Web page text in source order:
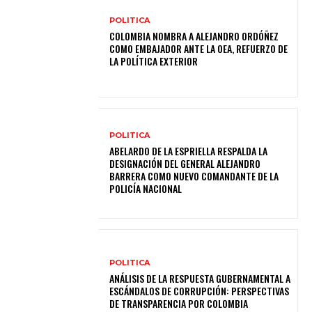
POLITICA
COLOMBIA NOMBRA A ALEJANDRO ORDÓÑEZ
COMO EMBAJADOR ANTE LA OEA, REFUERZO DE
LA POLÍTICA EXTERIOR
POLITICA
ABELARDO DE LA ESPRIELLA RESPALDA LA
DESIGNACIÓN DEL GENERAL ALEJANDRO
BARRERA COMO NUEVO COMANDANTE DE LA
POLICÍA NACIONAL
POLITICA
ANÁLISIS DE LA RESPUESTA GUBERNAMENTAL A
ESCÁNDALOS DE CORRUPCIÓN: PERSPECTIVAS
DE TRANSPARENCIA POR COLOMBIA